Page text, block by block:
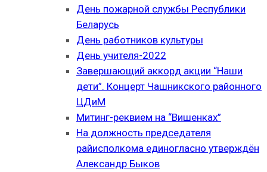
День пожарной службы Республики
Беларусь
День работников культуры
День учителя-2022
Завершающий аккорд акции “Наши
дети”. Концерт Чашникского районного
ЦДиМ
Митинг-реквием на “Вишенках”
На должность председателя
райисполкома единогласно утверждён
Александр Быков